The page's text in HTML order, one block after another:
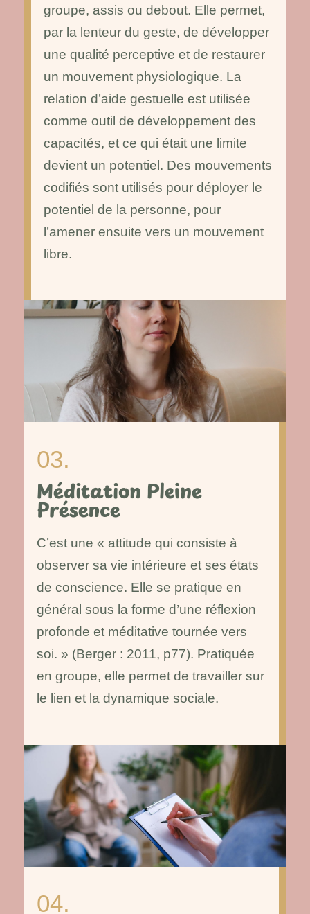
groupe, assis ou debout. Elle permet,
par la lenteur du geste, de développer
une qualité perceptive et de restaurer
un mouvement physiologique. La
relation d’aide gestuelle est utilisée
comme outil de développement des
capacités, et ce qui était une limite
devient un potentiel. Des mouvements
codifiés sont utilisés pour déployer le
potentiel de la personne, pour
l’amener ensuite vers un mouvement
libre.
03.
Méditation Pleine
Présence
C’est une « attitude qui consiste à
observer sa vie intérieure et ses états
de conscience. Elle se pratique en
général sous la forme d’une réflexion
profonde et méditative tournée vers
soi. » (Berger : 2011, p77). Pratiquée
en groupe, elle permet de travailler sur
le lien et la dynamique sociale.
04.